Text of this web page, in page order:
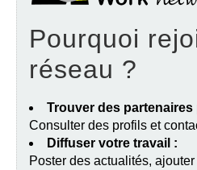
Pourquoi
réseau ?
Trouver des
Consulter des profils et
Diffuser votre travail :
Poster des actualités,